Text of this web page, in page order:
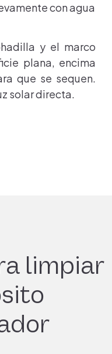
con agua
y el marco
plana, encima
que se sequen.
solar directa.
limpiar